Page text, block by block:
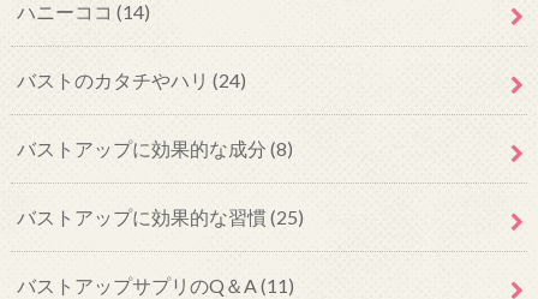
ハニーココ (14)
バストのカタチやハリ (24)
バストアップに効果的な成分 (8)
バストアップに効果的な習慣(25)
バストアップサプリのQ＆A(11)